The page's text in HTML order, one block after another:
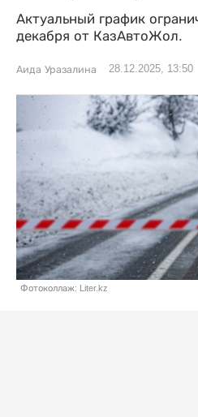
Актуальный график
декабря от КазАвтоЖол.
Аида Уразалина 28.12.2025, 13:50
Фотоколлаж: Liter.kz